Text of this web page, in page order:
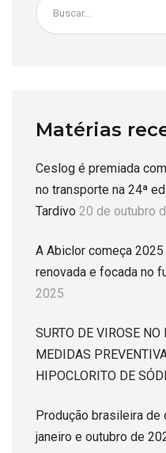
Matérias
Ceslog é premiada
no transporte na 24ª
Tardivo 20 de outubro
A Abiclor começa
renovada e focada no
2025
SURTO DE VIROSE
MEDIDAS
HIPOCLORITO DE
Produção brasileira de
janeiro e outubro de